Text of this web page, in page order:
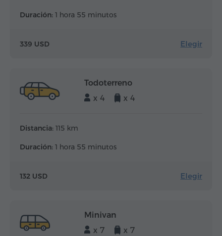
Duración: 1 hora 55 minutos
339 USD Elegir
Todoterreno
x 4
x 4
Distancia: 115 km
Duración: 1 hora 55 minutos
132 USD Elegir
Minivan
x 7
x 7